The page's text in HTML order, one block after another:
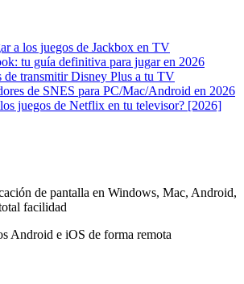
a los juegos de Jackbox en TV
tu guía definitiva para jugar en 2026
de transmitir Disney Plus a tu TV
de SNES para PC/Mac/Android en 2026
juegos de Netflix en tu televisor? [2026]
de pantalla en Windows, Mac, Android,
facilidad
Android e iOS de forma remota